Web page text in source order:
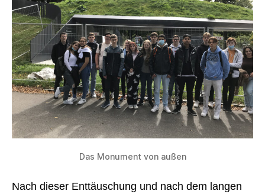
Das Monument von außen
Nach dieser Enttäuschung und nach dem langen